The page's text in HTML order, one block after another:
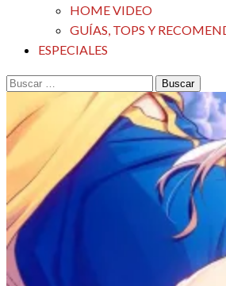
HOME VIDEO
GUÍAS, TOPS Y
ESPECIALES
Buscar: